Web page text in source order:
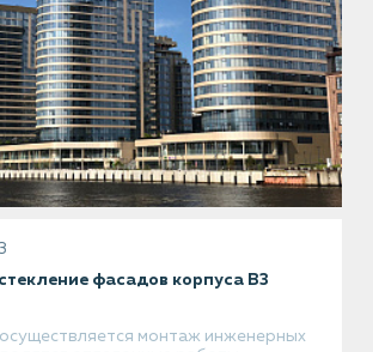
фасадов корпуса В3
осуществляется монтаж инженерных